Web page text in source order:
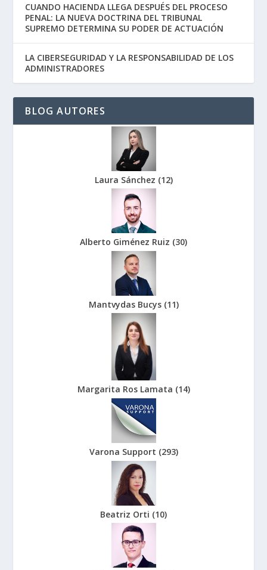
CUANDO HACIENDA LLEGA DESPUÉS DEL PROCESO
PENAL: LA NUEVA DOCTRINA DEL TRIBUNAL
SUPREMO DETERMINA SU PODER DE ACTUACIÓN
LA CIBERSEGURIDAD Y LA RESPONSABILIDAD DE LOS
ADMINISTRADORES
BLOG AUTORES
Laura Sánchez (12)
Alberto Giménez Ruiz (30)
Mantvydas Bucys (11)
Margarita Ros Lamata (14)
Varona Support (293)
Beatriz Orti (10)